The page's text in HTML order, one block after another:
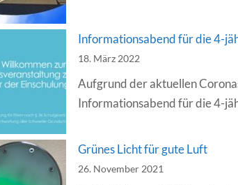
Informationsabend für die 4-
18. März 2022
Aufgrund der aktuellen
Informationsabend für die 4-
Grünes Licht für gute Luft
26. November 2021